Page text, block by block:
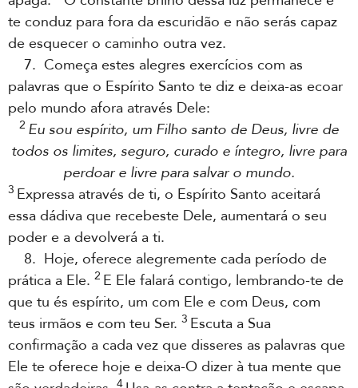
te conduz para fora da escuridão e não serás capaz
de esquecer o caminho outra vez.
7. Começa estes alegres exercícios com as
palavras que o Espírito Santo te diz e deixa-as ecoar
pelo mundo afora através Dele:
2 Eu sou espírito, um Filho santo de Deus, livre de
todos os limites, seguro, curado e íntegro, livre para
perdoar e livre para salvar o mundo.
3 Expressa através de ti, o Espírito Santo aceitará
essa dádiva que recebeste Dele, aumentará o seu
poder e a devolverá a ti.
8. Hoje, oferece alegremente cada período de
prática a Ele. 2 E Ele falará contigo, lembrando-te de
que tu és espírito, um com Ele e com Deus, com
teus irmãos e com teu Ser. 3 Escuta a Sua
confirmação a cada vez que disseres as palavras que
Ele te oferece hoje e deixa-O dizer à tua mente que
4